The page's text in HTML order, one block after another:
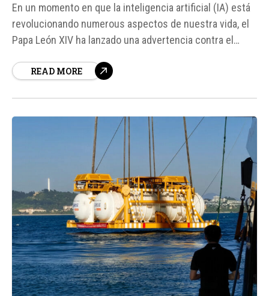
En un momento en que la inteligencia artificial (IA) está
revolucionando numerous aspectos de nuestra vida, el
Papa León XIV ha lanzado una advertencia contra el
con la construcción de una "nueva torre de Babel". Esta
READ MORE